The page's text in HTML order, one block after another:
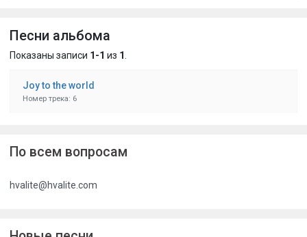
Песни альбома
Показаны записи 1-1 из 1
Joy to the world
Номер трека: 6
По всем вопросам
hvalite@hvalite.com